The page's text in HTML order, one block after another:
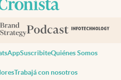
SuscribiteQuiénes Somos
Trabajá con nosotros